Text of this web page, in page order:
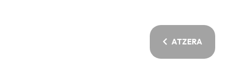
ATZERA